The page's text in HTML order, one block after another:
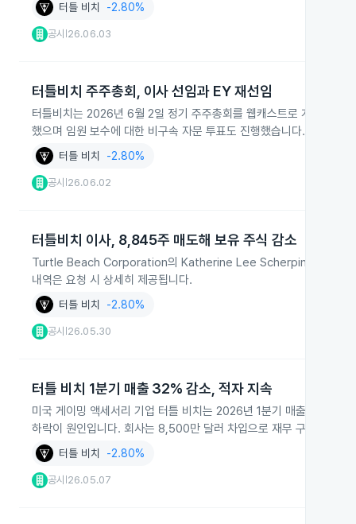
터틀 비치 -2.80%
공시 26.06.03
터틀비치 주주총회, 이사 선임과 EY 재선임
터틀비치는 2026년 6월 2일 정기 주주총회를 웹캐스트로 개최해 6
했으며 임원 보수에 대한 비구속 자문 투표도 진행했습니다.
터틀 비치 -2.80%
공시 26.06.02
터틀비치 이사, 8,845주 매도해 보유 주식 감소
Turtle Beach Corporation의 Katherine Lee Scherping 이사가
내역은 요청 시 상세히 제공됩니다.
터틀 비치 -2.80%
공시 26.05.30
터틀 비치 1분기 매출 32% 감소, 적자 지속
미국 게이밍 액세서리 기업 터틀 비치는 2026년 1분기 매출이
하락이 원인입니다. 회사는 8,500만 달러 차입으로 재무 구조를 개선
터틀 비치 -2.80%
공시 26.05.07